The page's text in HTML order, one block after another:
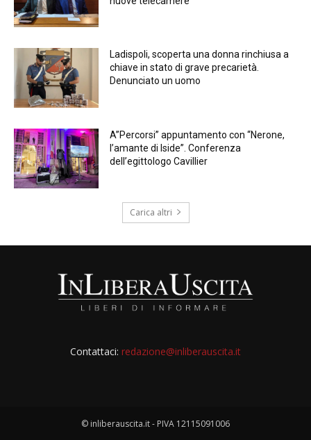
Ladispoli, scoperta una donna rinchiusa a
chiave in stato di grave precarietà.
Denunciato un uomo
A”Percorsi” appuntamento con “Nerone,
l’amante di Iside”. Conferenza
dell’egittologo Cavillier
Carica altri
Contattaci: redazione@inliberauscita.it
© inliberauscita.it - PIVA 12115091006